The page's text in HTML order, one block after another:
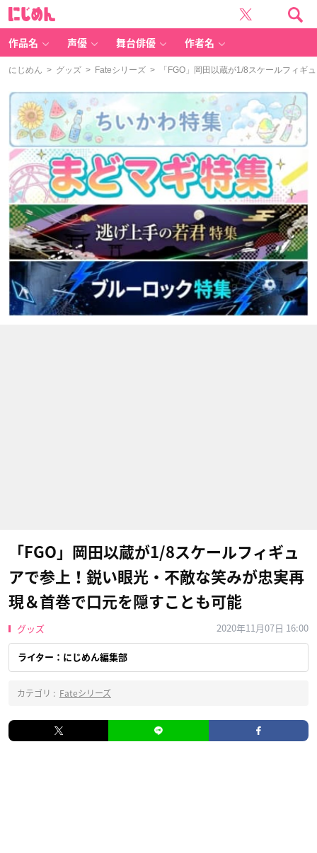
作品名 声優 舞台俳優 作者名
にじめん > グッズ > Fateシリーズ > 「FGO」岡田以蔵が1/8スケールフィギ
「FGO」岡田以蔵が1/8スケールフィギュ
アで参上！鋭い眼光・不敵な笑みが忠実再
現＆首巻で口元を隠すことも可能
グッズ 2020年11月07日 16:00
ライター：にじめん編集部
カテゴリ : Fateシリーズ